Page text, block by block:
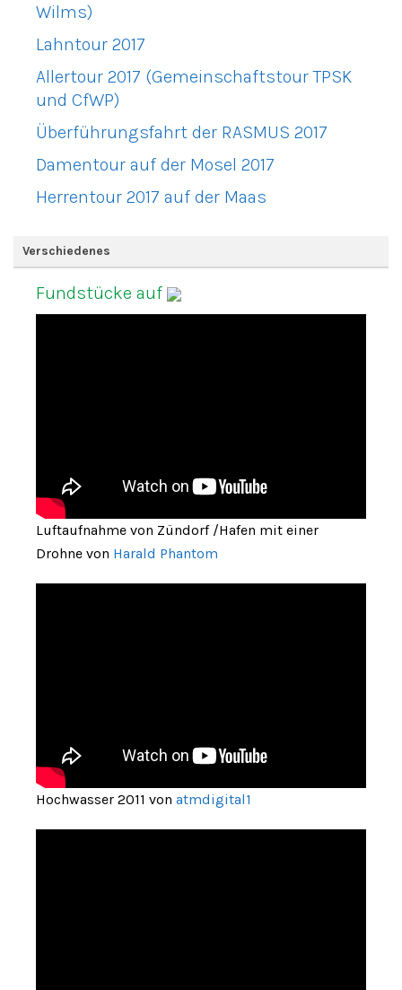
Wilms)
Lahntour 2017
Allertour 2017 (Gemeinschaftstour TPSK
und CfWP)
Überführungsfahrt der RASMUS 2017
Damentour auf der Mosel 2017
Herrentour 2017 auf der Maas
Verschiedenes
Fundstücke auf
Luftaufnahme von Zündorf /Hafen mit einer
Drohne von Harald Phantom
Hochwasser 2011 von atmdigital1